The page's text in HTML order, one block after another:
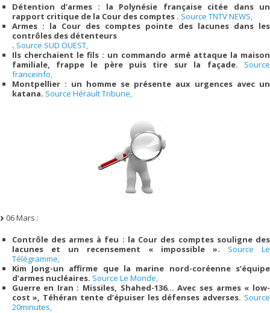
Détention d’armes : la Polynésie française citée dans un
rapport critique de la Cour des comptes . Source TNTV NEWS,
Armes : la Cour des comptes pointe des lacunes dans les
contrôles des détenteurs
. Source SUD OUEST,
Ils cherchaient le fils : un commando armé attaque la maison
familiale, frappe le père puis tire sur la façade. Source
franceinfo,
Montpellier : un homme se présente aux urgences avec un
katana. Source Hérault Tribune,
06 Mars :
Contrôle des armes à feu : la Cour des comptes souligne des
lacunes et un recensement « impossible ». Source Le
Télégramme,
Kim Jong-un affirme que la marine nord-coréenne s’équipe
d’armes nucléaires. Source Le Monde,
Guerre en Iran : Missiles, Shahed-136… Avec ses armes « low-
cost », Téhéran tente d’épuiser les défenses adverses. Source
20minutes,